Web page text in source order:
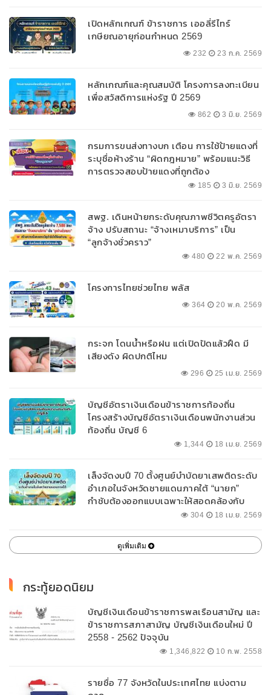
เปิดหลักเกณฑ์ ข้าราชการ เออลี่รีไทร์
เกษียณอายุก่อนกำหนด 2569
232 23 ก.ค. 2569
หลักเกณฑ์และคุณสมบัติ โครงการลงทะเบียน
เพื่อสวัสดิการแห่งรัฐ ปี 2569
862 3 มิ.ย. 2569
กรมการขนส่งทางบก เตือน การใช้ป้ายแดงที่
ระบุชื่อห้างร้าน “ผิดกฎหมาย” พร้อมแนะวิธี
การตรวจสอบป้ายแดงที่ถูกต้อง
185 3 มิ.ย. 2569
สพฐ. เดินหน้ายกระดับคุณภาพชีวิตครูอัตรา
จ้าง ปรับสถานะ “จ้างเหมาบริการ” เป็น
“ลูกจ้างชั่วคราว”
480 22 พ.ค. 2569
โครงการไทยช่วยไทย พลัส
364 20 พ.ค. 2569
กระจก โดนน้ำหรือฝน แต่เปิดปัดแล้วฝืด มี
เสียงดัง ผิดปกติไหม
296 25 เม.ย. 2569
บัญชีอัตราเงินเดือนข้าราชการท้องถิ่น
โครงสร้างบัญชีอัตราเงินเดือนพนักงานส่วน
ท้องถิ่น บัญชี 6
1,344 18 เม.ย. 2569
เล็งจัดงบปี 70 ตั้งศูนย์บำบัดยาเสพติดระดับ
อำเภอในจังหวัดชายแดนภาคใต้ “นายก”
กำชับต้องออกแบบเฉพาะให้สอดคล้องกับ
304 18 เม.ย. 2569
ดูเพิ่มเติม
กระทู้ยอดนิยม
บัญชีเงินเดือนข้าราชการพลเรือนสามัญ และ
ข้าราชการสภาสามัญ บัญชีเงินเดือนใหม่ ปี
2558 - 2562 ปัจจุบัน
1,346,822 10 ก.พ. 2558
รายชื่อ 77 จังหวัดในประเทศไทย แบ่งตาม